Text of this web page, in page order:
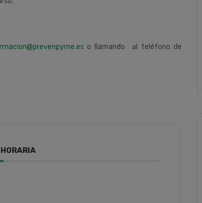
o llamando al teléfono de